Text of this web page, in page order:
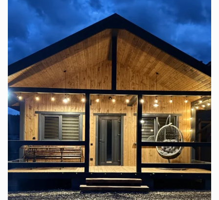
З подвір’я відкривається неймовірний панорамний
вид на Говерлу та карпатські гори. Тут ви зможете
насолодитися тишею, чистим гірським повітрям та
незабутніми краєвидами.
Ідеальне місце для сімейного відпочинку,
романтичних вихідних або відпочинку з друзями.